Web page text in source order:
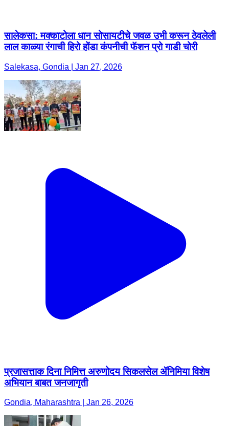
सालेकसा: मक्काटोला धान सोसायटीचे जवळ उभी करून ठेवलेली
लाल काळ्या रंगाची हिरो होंडा कंपनीची फॅशन प्रो गाडी चोरी
Salekasa, Gondia | Jan 27, 2026
प्रजासत्ताक दिना निमित्त अरुणोदय सिकलसेल ॲनिमिया विशेष
अभियान बाबत जनजागृती
Gondia, Maharashtra | Jan 26, 2026